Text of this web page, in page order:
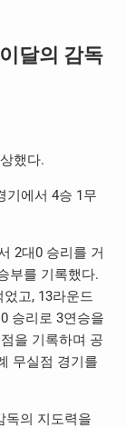
달의 감독
했다.
기에서 4승 1무
2대0 승리를 거
부를 기록했다.
고, 13라운드
승리로 3연승을
을 기록하며 공
무실점 경기를
독의 지도력을